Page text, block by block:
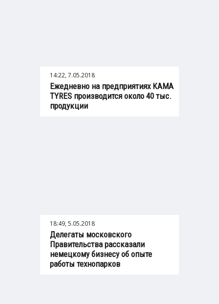
14:22, 7.05.2018
Ежедневно на предприятиях KAMA
TYRES производится около 40 тыс.
продукции
18:49, 5.05.2018
Делегаты московского
Правительства рассказали
немецкому бизнесу об опыте
работы технопарков